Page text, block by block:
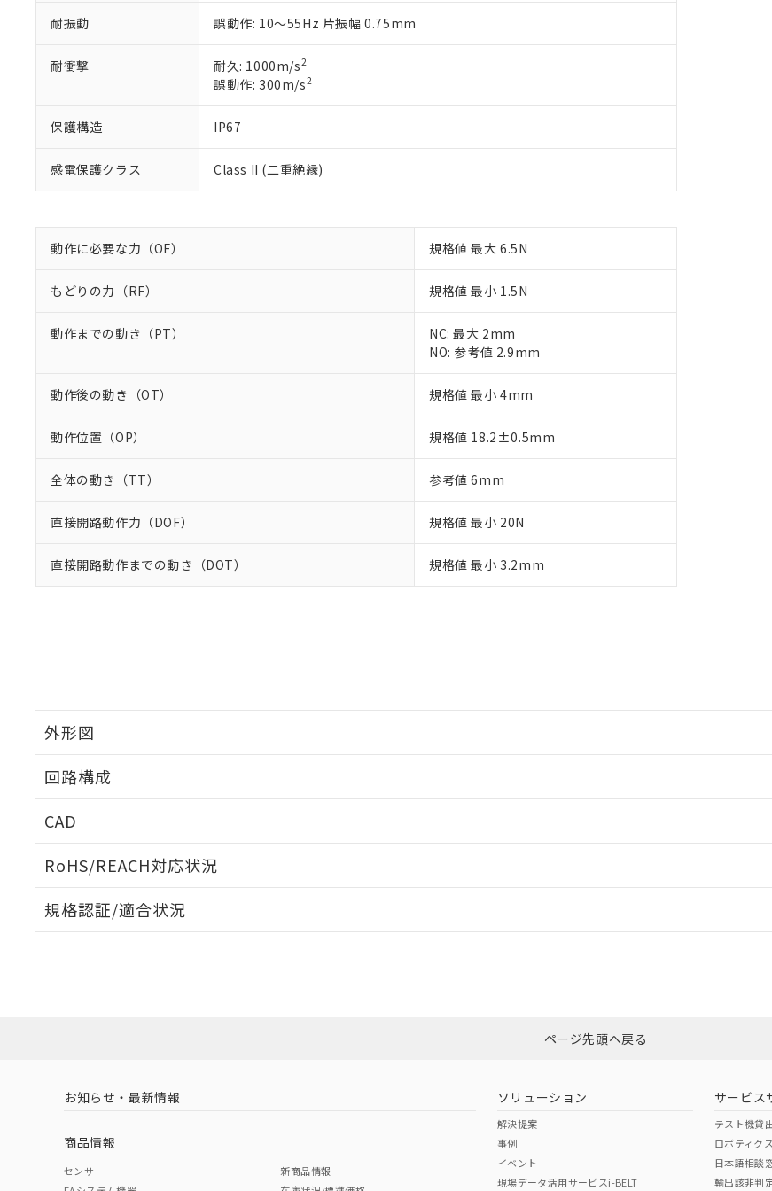
耐振動 誤動作: 10～55Hz 片振幅 0.75mm
耐衝撃 耐久: 1000m/s2
誤動作: 300m/s2
保護構造 IP67
感電保護クラス Class II (二重絶縁)
動作に必要な力（OF） 規格値 最大 6.5N
もどりの力（RF） 規格値 最小 1.5N
動作までの動き（PT）
NC: 最大 2mm
NO: 参考値 2.9mm
動作後の動き（OT） 規格値 最小 4mm
動作位置（OP） 規格値 18.2±0.5mm
全体の動き（TT） 参考値 6mm
直接開路動作力（DOF） 規格値 最小 20N
直接開路動作までの動き（DOT） 規格値 最小 3.2mm
外形図
回路構成
CAD
RoHS/REACH対応状況
EU RoHS 注意事項・凡例
ダウンロードはこちら
中国 RoHS 注意事項・凡例
中国 RoHS表
規格認証/適合状況
（イギリス
（ノルウェー
（日本
（アメリカ
当社販売員にご相談ください。
が、当社の製品・サービスに関するお客様との取引・商談に必要な範囲で利用
さい。
※当社の共同利用者とは、"個人情報の共同利用に関して"
の「1.共同利用者
※2 対応予定月
部品在庫の切り替え状況などにより、予定月が前後することがあります。
下記の非含有証明書をダウンロードすることができます。
51物質の非含有証明書（当社基準）
※本証明書は発行日時点で非含有を証明するもので、過去に遡って非含有を証明す
混在することから備考欄に対応日を記載しておりました。
既に当社にて対応品への在庫切替を完了していることから、特段のことがない限
※2 環境保護使用期限
「ｅ」：有害物質（10物質）のすべてが基準値以下であることを示します。
当社は、貴社製品を第三者に販売する場合は、上記1、2および3の内容を当該
また当社は、販売先および販売に係わる関係者が違法に輸出するおそれがある
合意する
△ 一定数には満たないが在庫あり
－
ページ先頭へ戻る
お知らせ・最新情報
商品情報
センサ
新商品情報
ソリューション
解決提案
事例
イベント
現場データ活用サービスi-BELT
サービス
テスト機貸
ロボティク
日本語相談
輸出該非判